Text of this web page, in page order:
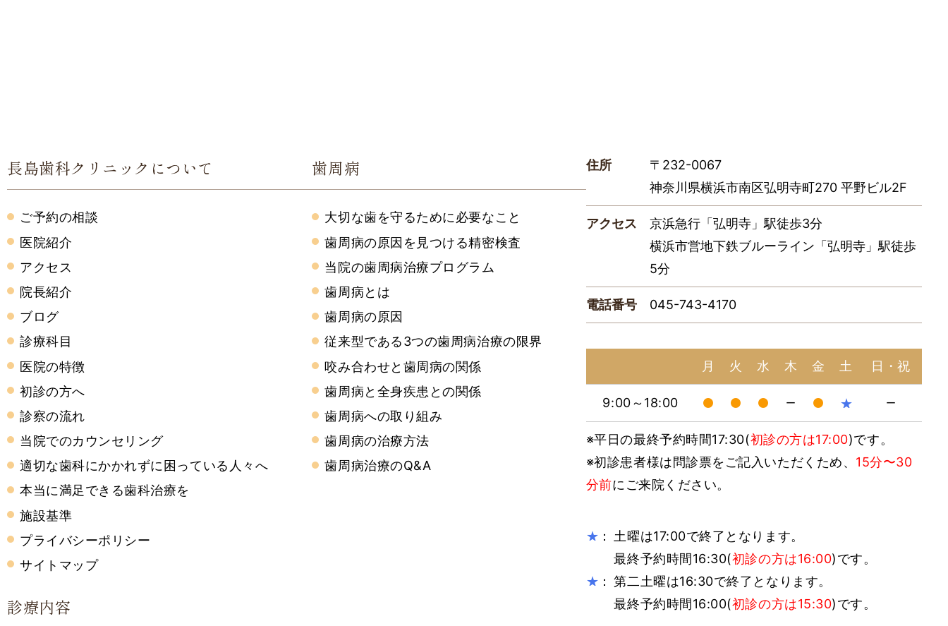
長島歯科クリニックについて
ご予約の相談
医院紹介
アクセス
院長紹介
ブログ
診療科目
医院の特徴
初診の方へ
診察の流れ
当院でのカウンセリング
適切な歯科にかかれずに困っている人々へ
本当に満足できる歯科治療を
施設基準
プライバシーポリシー
サイトマップ
歯周病
大切な歯を守るために必要なこと
歯周病の原因を見つける精密検査
当院の歯周病治療プログラム
歯周病とは
歯周病の原因
従来型である3つの歯周病治療の限界
咬み合わせと歯周病の関係
歯周病と全身疾患との関係
歯周病への取り組み
歯周病の治療方法
歯周病治療のQ&A
診療内容
住所
〒232-0067
神奈川県横浜市南区弘明寺町270 平野ビル2F
アクセス
京浜急行「弘明寺」駅徒歩3分
横浜市営地下鉄ブルーライン「弘明寺」駅徒歩
5分
電話番号 045-743-4170
月 火 水 木 金 土 日・祝
9:00～18:00 ー ★ ー
※平日の最終予約時間17:30(初診の方は17:00)です。
※初診患者様は問診票をご記入いただくため、 15分〜30
分前にご来院ください。
★：
土曜は17:00で終了となります。
最終予約時間16:30(初診の方は16:00)です。
★： 第二土曜は16:30で終了となります。
最終予約時間16:00(初診の方は15:30)です。